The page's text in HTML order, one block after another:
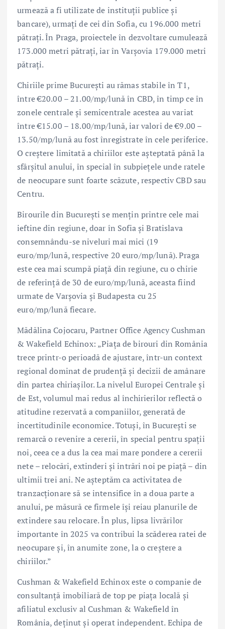
urmează a fi utilizate de instituții publice și
bancare), urmați de cei din Sofia, cu 196.000 metri
pătrați. În Praga, proiectele în dezvoltare cumulează
173.000 metri pătrați, iar în Varșovia 179.000 metri
pătrați.
Chiriile prime București au rămas stabile în T1,
între €20.00 – 21.00/mp/lună în CBD, în timp ce în
zonele centrale și semicentrale acestea au variat
între €15.00 – 18.00/mp/lună, iar valori de €9.00 –
13.50/mp/lună au fost înregistrate în cele periferice.
O creștere limitată a chiriilor este așteptată până la
sfârșitul anului, în special în subpiețele unde ratele
de neocupare sunt foarte scăzute, respectiv CBD sau
Centru.
Birourile din București se mențin printre cele mai
ieftine din regiune, doar în Sofia și Bratislava
consemnându-se niveluri mai mici (19
euro/mp/lună, respective 20 euro/mp/lună). Praga
este cea mai scumpă piață din regiune, cu o chirie
de referință de 30 de euro/mp/lună, aceasta fiind
urmate de Varșovia și Budapesta cu 25
euro/mp/lună fiecare.
Mădălina Cojocaru, Partner Office Agency Cushman
& Wakefield Echinox: „Piața de birouri din România
trece printr-o perioadă de ajustare, într-un context
regional dominat de prudență și decizii de amânare
din partea chiriașilor. La nivelul Europei Centrale și
de Est, volumul mai redus al închirierilor reflectă o
atitudine rezervată a companiilor, generată de
incertitudinile economice. Totuși, în București se
remarcă o revenire a cererii, în special pentru spații
noi, ceea ce a dus la cea mai mare pondere a cererii
nete – relocări, extinderi și intrări noi pe piață – din
ultimii trei ani. Ne așteptăm ca activitatea de
tranzacționare să se intensifice în a doua parte a
anului, pe măsură ce firmele își reiau planurile de
extindere sau relocare. În plus, lipsa livrărilor
importante în 2025 va contribui la scăderea ratei de
neocupare și, în anumite zone, la o creștere a
chiriilor.”
Cushman & Wakefield Echinox este o companie de
consultanţă imobiliară de top pe piaţa locală şi
afiliatul exclusiv al Cushman & Wakefield în
România, deținut și operat independent. Echipa de